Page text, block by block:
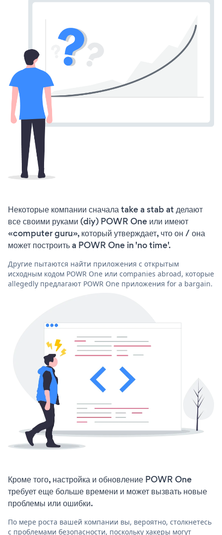
Некоторые компании сначала take a stab at делают
все своими руками (diy) POWR One или имеют
«computer guru», который утверждает, что он / она
может построить a POWR One in 'no time'.
Другие пытаются найти приложения с открытым
исходным кодом POWR One или companies abroad, которые
allegedly предлагают POWR One приложения for a bargain.
Кроме того, настройка и обновление POWR One
требует еще больше времени и может вызвать новые
проблемы или ошибки.
По мере роста вашей компании вы, вероятно, столкнетесь
с проблемами безопасности, поскольку хакеры могут